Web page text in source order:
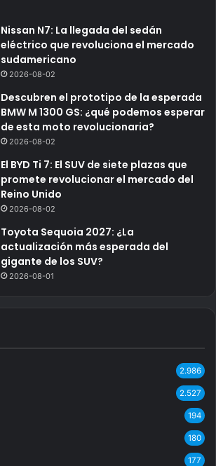
Nissan N7: La llegada del sedán
eléctrico que revoluciona el mercado
sudamericano
2026-08-02
Descubren el prototipo de la esperada
BMW M 1300 GS: ¿qué podemos esperar
de esta moto revolucionaria?
2026-08-02
El BYD Ti 7: El SUV de siete plazas que
promete revolucionar el mercado del
Reino Unido
2026-08-02
Toyota Sequoia 2027: ¿La
actualización más esperada del
gigante de los SUV?
2026-08-01
2.986
2.527
194
180
177